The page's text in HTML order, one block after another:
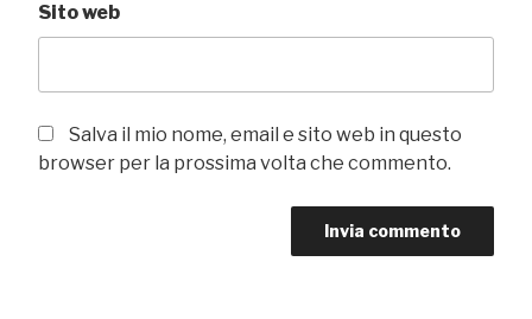
Sito web
Salva il mio nome, email e sito web in questo
browser per la prossima volta che commento.